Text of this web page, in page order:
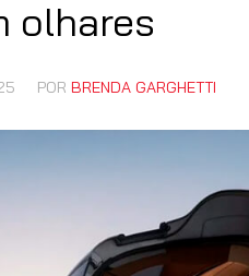
olhares
POR BRENDA GARGHETTI